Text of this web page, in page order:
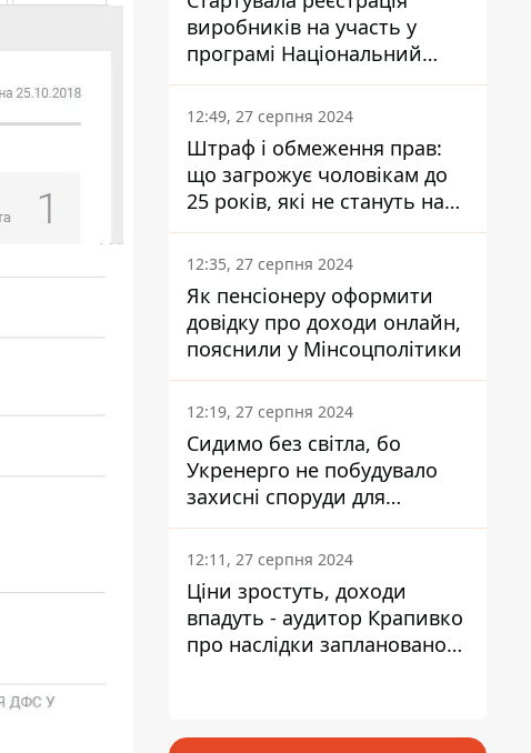
виробників на участь у
програмі Національний
кешбек: як це зробити
через портал Дія
12:49, 27 серпня 2024
Штраф і обмеження прав:
що загрожує чоловікам до
25 років, які не стануть на
військовий облік
12:35, 27 серпня 2024
Як пенсіонеру оформити
довідку про доходи онлайн,
пояснили у Мінсоцполітики
12:19, 27 серпня 2024
Сидимо без світла, бо
Укренерго не побудувало
захисні споруди для
енергетики - нардеп
Кучеренко
12:11, 27 серпня 2024
Ціни зростуть, доходи
впадуть - аудитор Крапивко
про наслідки запланованого